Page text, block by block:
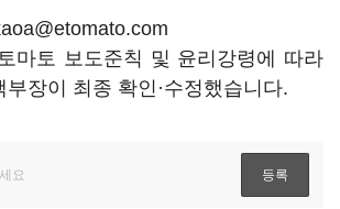
마토 보도준칙 및 윤리강령에 따라
장이 최종 확인·수정했습니다.